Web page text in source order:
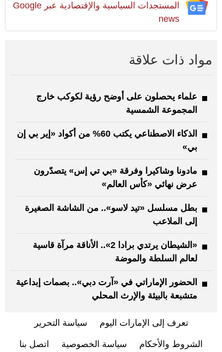
المستجدات السياسية والإقتصادية عبر Google
news
مواد ذات علاقة
علماء يحصلون على أوضح رؤية لكوكب خارج
المجموعة الشمسية
الذكاء الاصطناعي يكتب 60% من أكواد «إير بي إن
بي»
مادونا وشاكيرا وفرقة «بي تي إس» يتصدّرون
عرض نهائي «كأس العالم»
بطل مسلسل «تيد لاسو».. من الشاشة الصغيرة
إلى الملاعب
«الشيطان يرتدي برادا 2».. الأناقة مرآة قاسية
لعالم السلطة والموضة
الحضور الإماراتي في «آرت دبي».. بصمات إبداعية
متشبعة بالبيئة والإرث المحلي
تعرف إلى الإمارات اليوم سياسة التحرير
الشروط والأحكام سياسة الخصوصية اتصل بنا